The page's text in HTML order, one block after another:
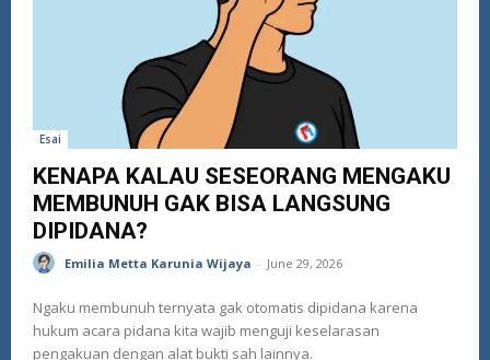
Esai
KENAPA KALAU SESEORANG MENGAKU
MEMBUNUH GAK BISA LANGSUNG
DIPIDANA?
Emilia Metta Karunia Wijaya - June 29, 2026
Ngaku membunuh ternyata gak otomatis dipidana karena
hukum acara pidana kita wajib menguji keselarasan
pengakuan dengan alat bukti sah lainnya.